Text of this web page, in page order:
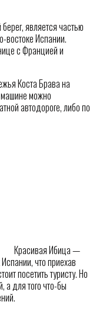
является частью
востоке Испании.
с Францией и
Коста Брава на
можно
автодороге, либо по
Красивая Ибица —
что приехав
посетить туристу. Но
а для того что-бы